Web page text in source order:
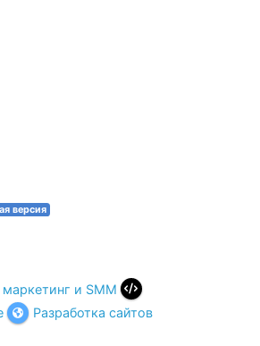
версия
и SMM
Разработка сайтов